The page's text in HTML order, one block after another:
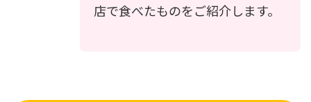
店で食べたものをご紹介します。